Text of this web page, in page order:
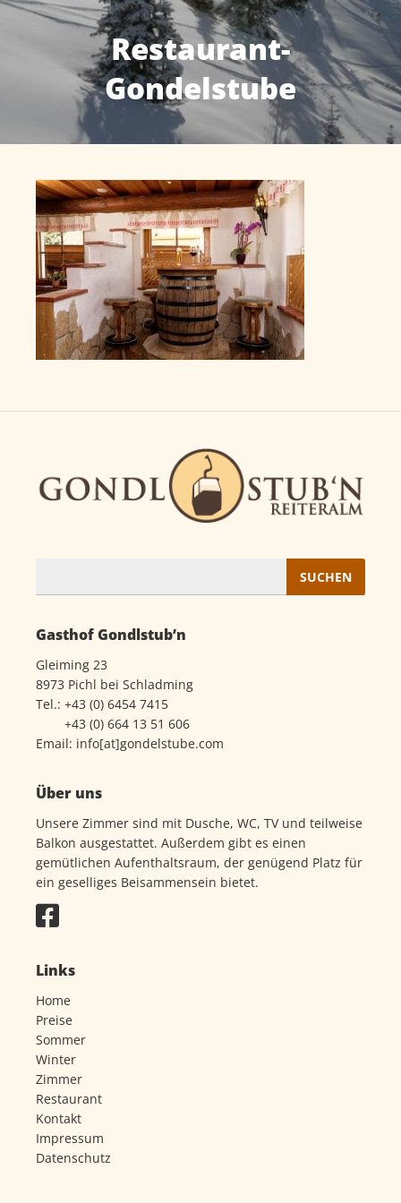
Restaurant-
Gondelstube
Gasthof Gondlstub’n
Gleiming 23
8973 Pichl bei Schladming
Tel.: +43 (0) 6454 7415
+43 (0) 664 13 51 606
Email: info[at]gondelstube.com
Über uns
Unsere Zimmer sind mit Dusche, WC, TV und teilweise
Balkon ausgestattet. Außerdem gibt es einen
gemütlichen Aufenthaltsraum, der genügend Platz für
ein geselliges Beisammensein bietet.
Links
Home
Preise
Sommer
Winter
Zimmer
Restaurant
Kontakt
Impressum
Datenschutz